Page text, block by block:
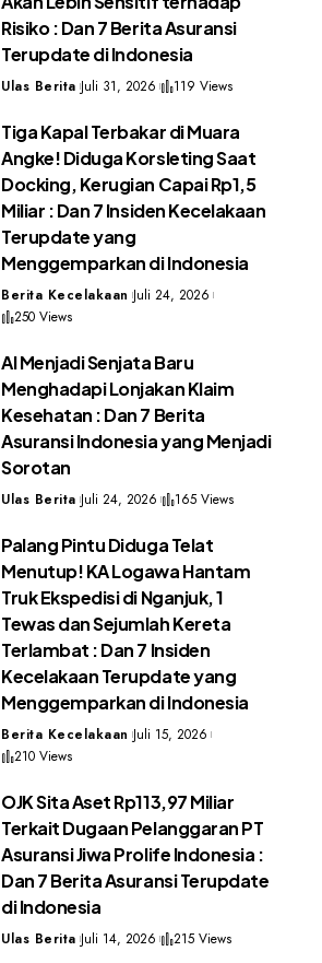
Risiko : Dan 7 Berita Asuransi
Terupdate di Indonesia
Ulas Berita Juli 31, 2026 119 Views
Tiga Kapal Terbakar di Muara
Angke! Diduga Korsleting Saat
Docking, Kerugian Capai Rp1,5
Miliar : Dan 7 Insiden Kecelakaan
Terupdate yang
Menggemparkan di Indonesia
Berita Kecelakaan Juli 24, 2026
250 Views
AI Menjadi Senjata Baru
Menghadapi Lonjakan Klaim
Kesehatan : Dan 7 Berita
Asuransi Indonesia yang Menjadi
Sorotan
Ulas Berita Juli 24, 2026 165 Views
Palang Pintu Diduga Telat
Menutup! KA Logawa Hantam
Truk Ekspedisi di Nganjuk, 1
Tewas dan Sejumlah Kereta
Terlambat : Dan 7 Insiden
Kecelakaan Terupdate yang
Menggemparkan di Indonesia
Berita Kecelakaan Juli 15, 2026
210 Views
OJK Sita Aset Rp113,97 Miliar
Terkait Dugaan Pelanggaran PT
Asuransi Jiwa Prolife Indonesia :
Dan 7 Berita Asuransi Terupdate
di Indonesia
Ulas Berita Juli 14, 2026 215 Views